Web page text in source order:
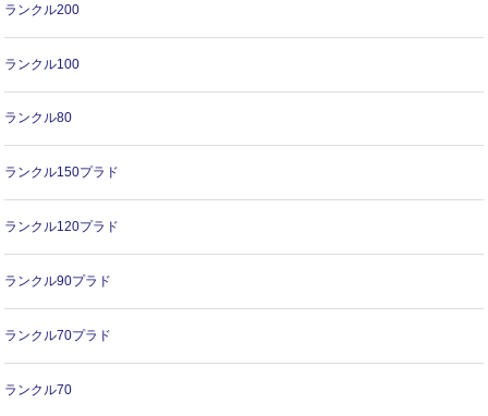
ランクル200
ランクル100
ランクル80
ランクル150プラド
ランクル120プラド
ランクル90プラド
ランクル70プラド
ランクル70